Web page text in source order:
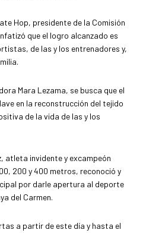
Hop, presidente de la Comisión
que el logro alcanzado es
de las y los entrenadores y,
Mara Lezama, se busca que el
en la reconstrucción del tejido
de la vida de las y los
atleta invidente y excampeón
200 y 400 metros, reconoció y
por darle apertura al deporte
del Carmen.
a partir de este día y hasta el